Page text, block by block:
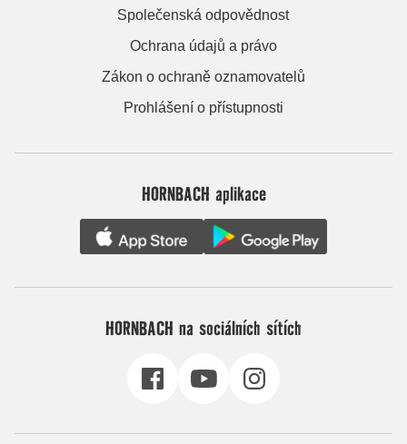
Společenská odpovědnost
Ochrana údajů a právo
Zákon o ochraně oznamovatelů
Prohlášení o přístupnosti
HORNBACH aplikace
HORNBACH na sociálních sítích